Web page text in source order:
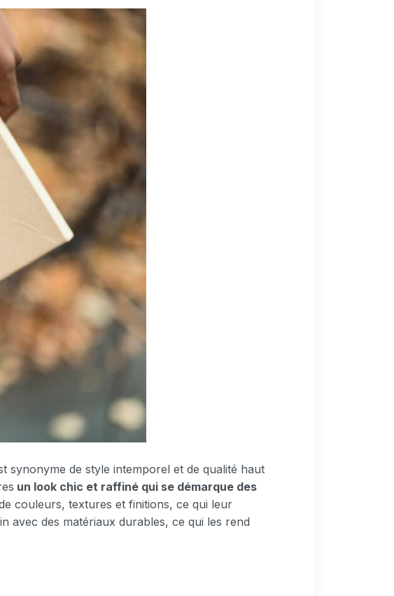
synonyme de style intemporel et de qualité haut
un look chic et raffiné qui se démarque des
couleurs, textures et finitions, ce qui leur
avec des matériaux durables, ce qui les rend